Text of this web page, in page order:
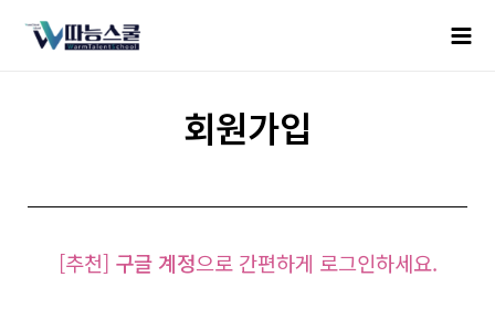
회원가입
[추천] 구글 계정으로 간편하게 로그인하세요.